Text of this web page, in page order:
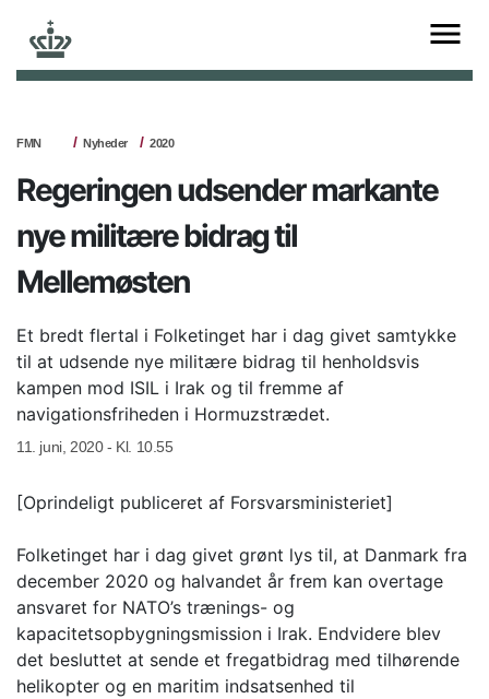
FMN Nyheder 2020
Regeringen udsender markante
nye militære bidrag til
Mellemøsten
Et bredt flertal i Folketinget har i dag givet samtykke
til at udsende nye militære bidrag til henholdsvis
kampen mod ISIL i Irak og til fremme af
navigationsfriheden i Hormuzstrædet.
11. juni, 2020 - Kl. 10.55
[Oprindeligt publiceret af Forsvarsministeriet]
Folketinget har i dag givet grønt lys til, at Danmark fra
december 2020 og halvandet år frem kan overtage
ansvaret for NATO’s trænings- og
kapacitetsopbygningsmission i Irak. Endvidere blev
det besluttet at sende et fregatbidrag med tilhørende
helikopter og en maritim indsatsenhed til